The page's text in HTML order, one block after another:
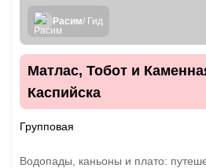
Расим/ Гид
Матлас, Тобот и
Каспийска
Групповая
Водопады, каньоны и плато: